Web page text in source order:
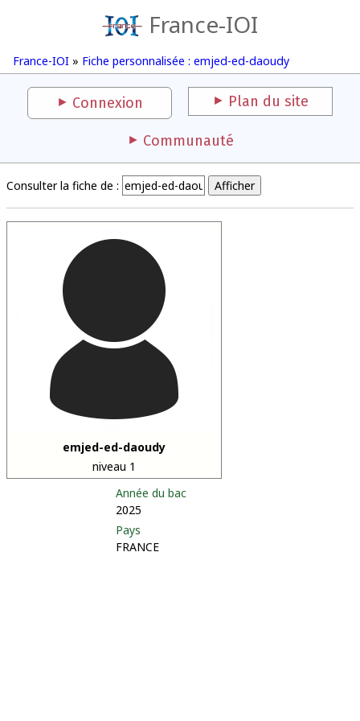
France-IOI
France-IOI » Fiche personnalisée : emjed-ed-daoudy
Connexion Plan du site
Communauté
Consulter la fiche de :
emjed-ed-daoudy
niveau 1
Année du bac
2025
Pays
FRANCE